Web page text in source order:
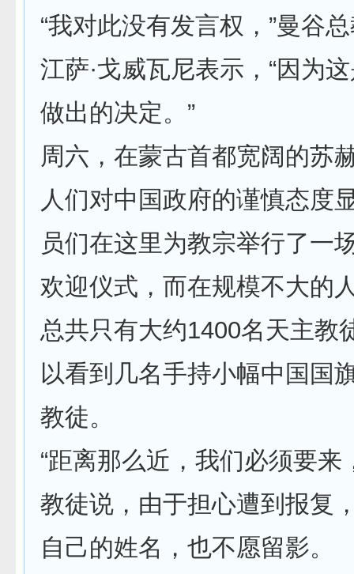
“我对此没有发言权，”曼谷
江萨·戈威瓦尼表示，“因为
做出的决定。”
周六，在蒙古首都宽阔的苏
人们对中国政府的谨慎态度
员们在这里为教宗举行了一
欢迎仪式，而在规模不大的
总共只有大约1400名天主教
以看到几名手持小幅中国国
教徒。
“距离那么近，我们必须要来
教徒说，由于担心遭到报复
自己的姓名，也不愿留影。